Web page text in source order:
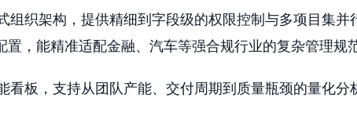
组织架构，提供精细到字段级的权限控制与多项目集并
，能精准适配金融、汽车等强合规行业的复杂管理规范
看板，支持从团队产能、交付周期到质量瓶颈的量化分